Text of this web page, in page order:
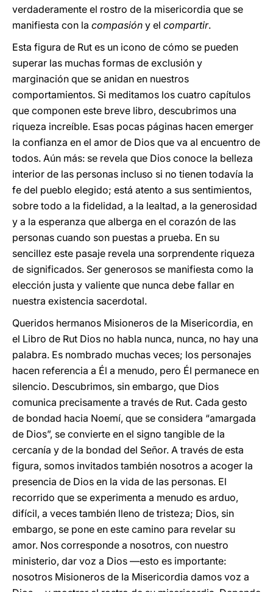
verdaderamente el rostro de la misericordia que se
manifiesta con la compasión y el compartir.
Esta figura de Rut es un icono de cómo se pueden
superar las muchas formas de exclusión y
marginación que se anidan en nuestros
comportamientos. Si meditamos los cuatro capítulos
que componen este breve libro, descubrimos una
riqueza increíble. Esas pocas páginas hacen emerger
la confianza en el amor de Dios que va al encuentro de
todos. Aún más: se revela que Dios conoce la belleza
interior de las personas incluso si no tienen todavía la
fe del pueblo elegido; está atento a sus sentimientos,
sobre todo a la fidelidad, a la lealtad, a la generosidad
y a la esperanza que alberga en el corazón de las
personas cuando son puestas a prueba. En su
sencillez este pasaje revela una sorprendente riqueza
de significados. Ser generosos se manifiesta como la
elección justa y valiente que nunca debe fallar en
nuestra existencia sacerdotal.
Queridos hermanos Misioneros de la Misericordia, en
el Libro de Rut Dios no habla nunca, nunca, no hay una
palabra. Es nombrado muchas veces; los personajes
hacen referencia a Él a menudo, pero Él permanece en
silencio. Descubrimos, sin embargo, que Dios
comunica precisamente a través de Rut. Cada gesto
de bondad hacia Noemí, que se considera “amargada
de Dios”, se convierte en el signo tangible de la
cercanía y de la bondad del Señor. A través de esta
figura, somos invitados también nosotros a acoger la
presencia de Dios en la vida de las personas. El
recorrido que se experimenta a menudo es arduo,
difícil, a veces también lleno de tristeza; Dios, sin
embargo, se pone en este camino para revelar su
amor. Nos corresponde a nosotros, con nuestro
ministerio, dar voz a Dios —esto es importante:
nosotros Misioneros de la Misericordia damos voz a